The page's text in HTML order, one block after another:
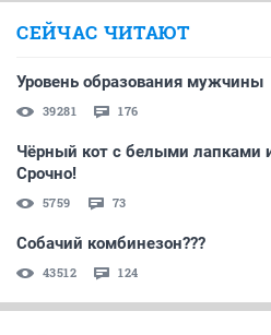
СЕЙЧАС ЧИТАЮТ
Уровень образования мужчины
39281 176
Чёрный кот с белыми лапками
Срочно!
5759 73
Собачий комбинезон???
43512 124